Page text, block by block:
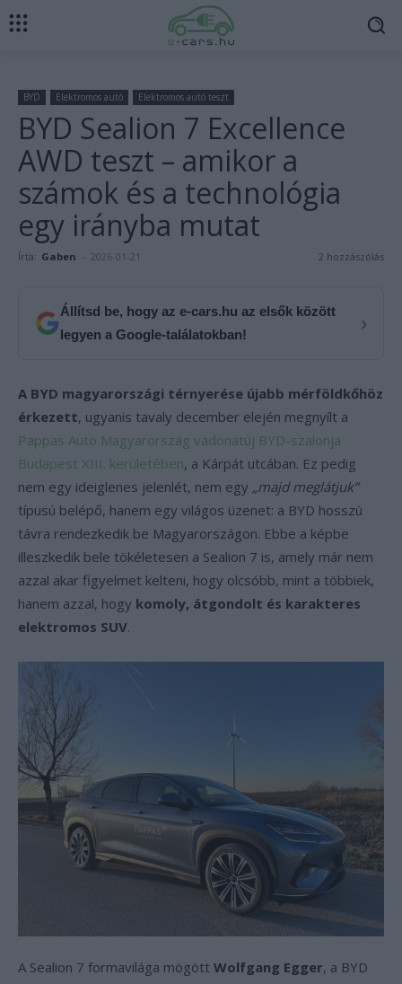
BYD Elektromos autó Elektromos autó teszt
BYD Sealion 7 Excellence
AWD teszt – amikor a
számok és a technológia
egy irányba mutat
Írta: Gaben - 2026-01-21 2 hozzászólás
Állítsd be, hogy az e-cars.hu az elsők között
legyen a Google-találatokban!
›
A BYD magyarországi térnyerése újabb mérföldkőhöz
érkezett, ugyanis tavaly december elején megnyílt a
Pappas Auto Magyarország vadonatúj BYD-szalonja
Budapest XIII. kerületében, a Kárpát utcában. Ez pedig
nem egy ideiglenes jelenlét, nem egy „majd meglátjuk”
típusú belépő, hanem egy világos üzenet: a BYD hosszú
távra rendezkedik be Magyarországon. Ebbe a képbe
illeszkedik bele tökéletesen a Sealion 7 is, amely már nem
azzal akar figyelmet kelteni, hogy olcsóbb, mint a többiek,
hanem azzal, hogy komoly, átgondolt és karakteres
elektromos SUV.
A Sealion 7 formavilága mögött Wolfgang Egger, a BYD